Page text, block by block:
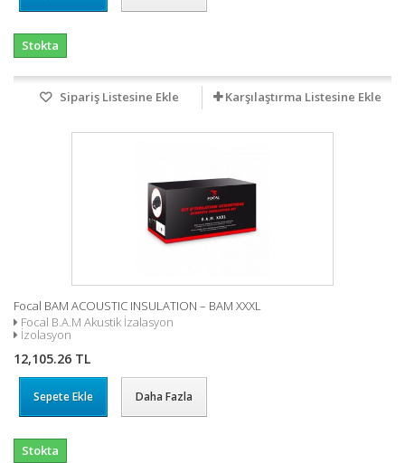
Stokta
Sipariş Listesine Ekle Karşılaştırma Listesine Ekle
Focal BAM ACOUSTIC INSULATION – BAM XXXL
Focal B.A.M Akustik İzalasyon
İzolasyon
12,105.26 TL
Sepete Ekle Daha Fazla
Stokta